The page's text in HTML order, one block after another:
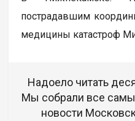
пострадавшим
медицины катастроф
Надоело читать
Мы собрали все
новости